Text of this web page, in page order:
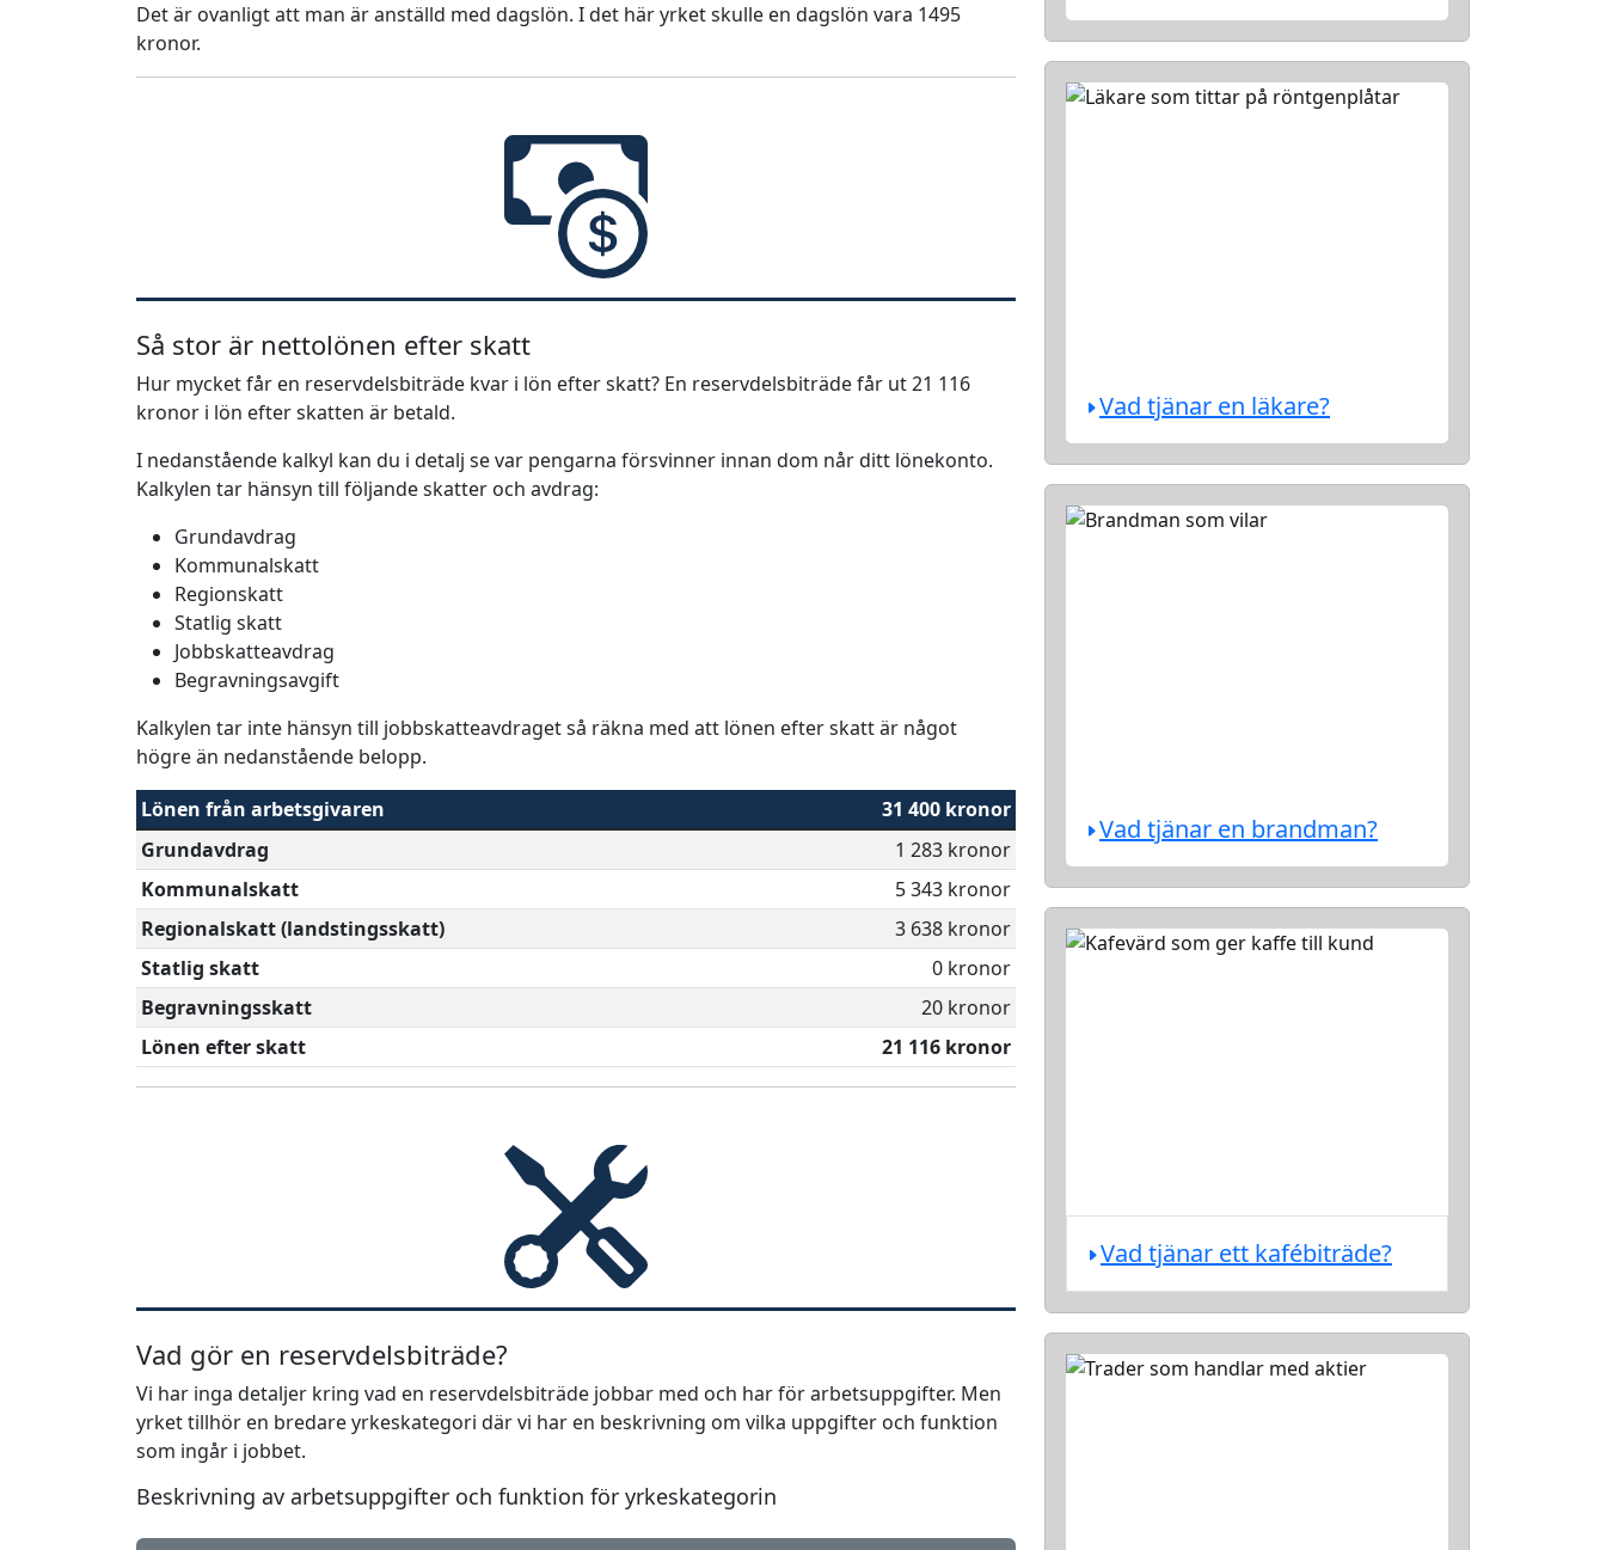
Det är ovanligt att man är anställd med dagslön. I det här yrket skulle en dagslön vara 1495
kronor.
Så stor är nettolönen efter skatt
Hur mycket får en reservdelsbiträde kvar i lön efter skatt? En reservdelsbiträde får ut 21 116
kronor i lön efter skatten är betald.
I nedanstående kalkyl kan du i detalj se var pengarna försvinner innan dom når ditt lönekonto.
Kalkylen tar hänsyn till följande skatter och avdrag:
Grundavdrag
Kommunalskatt
Regionskatt
Statlig skatt
Jobbskatteavdrag
Begravningsavgift
Kalkylen tar inte hänsyn till jobbskatteavdraget så räkna med att lönen efter skatt är något
högre än nedanstående belopp.
Lönen från arbetsgivaren
31 400 kronor
Grundavdrag
1 283 kronor
Kommunalskatt
5 343 kronor
Regionalskatt (landstingsskatt)
3 638 kronor
Statlig skatt
0 kronor
Begravningsskatt
20 kronor
Lönen efter skatt
21 116 kronor
Vad gör en reservdelsbiträde?
Vi har inga detaljer kring vad en reservdelsbiträde jobbar med och har för arbetsuppgifter. Men
yrket tillhör en bredare yrkeskategori där vi har en beskrivning om vilka uppgifter och funktion
som ingår i jobbet.
Beskrivning av arbetsuppgifter och funktion för yrkeskategorin
Vad tjänar en läkare?
Vad tjänar en brandman?
Vad tjänar ett kafébiträde?